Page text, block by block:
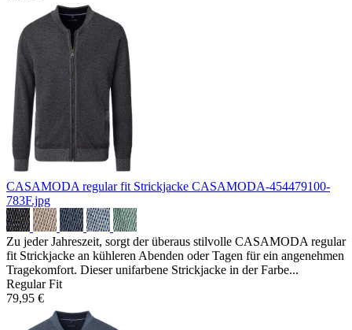
CASAMODA regular fit Strickjacke CASAMODA-454479100-
783F.jpg
Zu jeder Jahreszeit, sorgt der überaus stilvolle CASAMODA regular
fit Strickjacke an kühleren Abenden oder Tagen für ein angenehmen
Tragekomfort. Dieser unifarbene Strickjacke in der Farbe...
Regular Fit
79,95 €